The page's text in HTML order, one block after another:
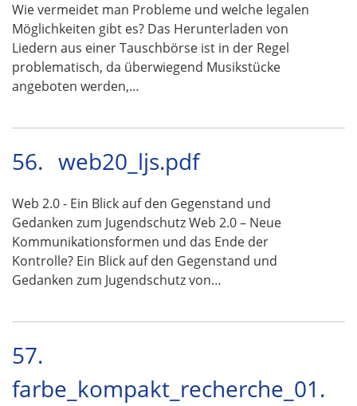
Wie vermeidet man Probleme und welche legalen
Möglichkeiten gibt es? Das Herunterladen von
Liedern aus einer Tauschbörse ist in der Regel
problematisch, da überwiegend Musikstücke
angeboten werden,…
56. web20_ljs.pdf
Web 2.0 - Ein Blick auf den Gegenstand und
Gedanken zum Jugendschutz Web 2.0 – Neue
Kommunikationsformen und das Ende der
Kontrolle? Ein Blick auf den Gegenstand und
Gedanken zum Jugendschutz von…
57.
farbe_kompakt_recherche_01.